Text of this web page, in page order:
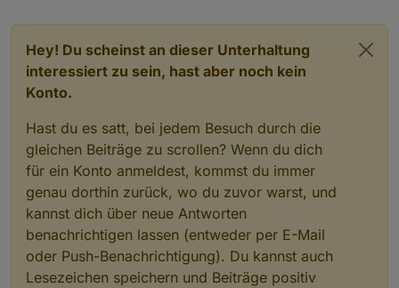
Hey! Du scheinst an dieser Unterhaltung
interessiert zu sein, hast aber noch kein
Konto.
Hast du es satt, bei jedem Besuch durch die
gleichen Beiträge zu scrollen? Wenn du dich
für ein Konto anmeldest, kommst du immer
genau dorthin zurück, wo du zuvor warst, und
kannst dich über neue Antworten
benachrichtigen lassen (entweder per E-Mail
oder Push-Benachrichtigung). Du kannst auch
Lesezeichen speichern und Beiträge positiv